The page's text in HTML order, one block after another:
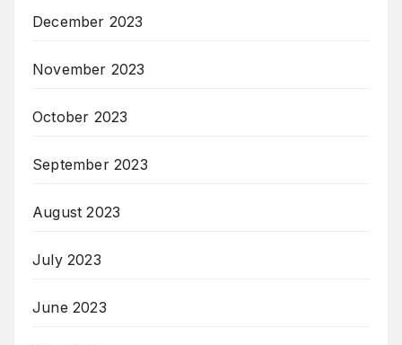
December 2023
November 2023
October 2023
September 2023
August 2023
July 2023
June 2023